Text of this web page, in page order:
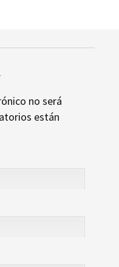
no será
están